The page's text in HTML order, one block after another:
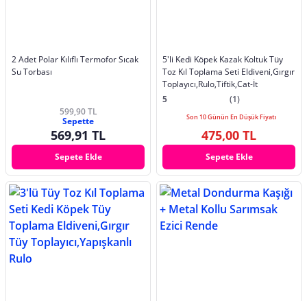
2 Adet Polar Kılıflı Termofor Sıcak
Su Torbası
599,90 TL
Sepette
569,91 TL
Sepete Ekle
5'li Kedi Köpek Kazak Koltuk Tüy
Toz Kıl Toplama Seti Eldiveni,Gırgır
Toplayıcı,Rulo,Tiftik,Cat-İt
5
(1)
Son 10 Günün En Düşük Fiyatı
475,00 TL
Sepete Ekle